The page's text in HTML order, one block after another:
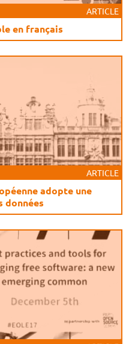
ARTICLE
en français
ARTICLE
adopte une
données